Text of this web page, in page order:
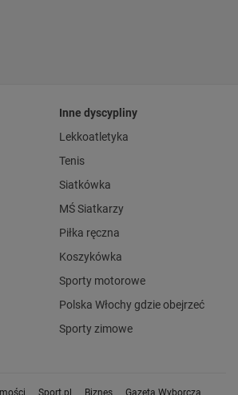
Inne dyscypliny
Lekkoatletyka
Tenis
Siatkówka
MŚ Siatkarzy
Piłka ręczna
Koszykówka
Sporty motorowe
Polska Włochy gdzie obejrzeć
Sporty zimowe
Sport.pl Biznes Gazeta Wyborcza